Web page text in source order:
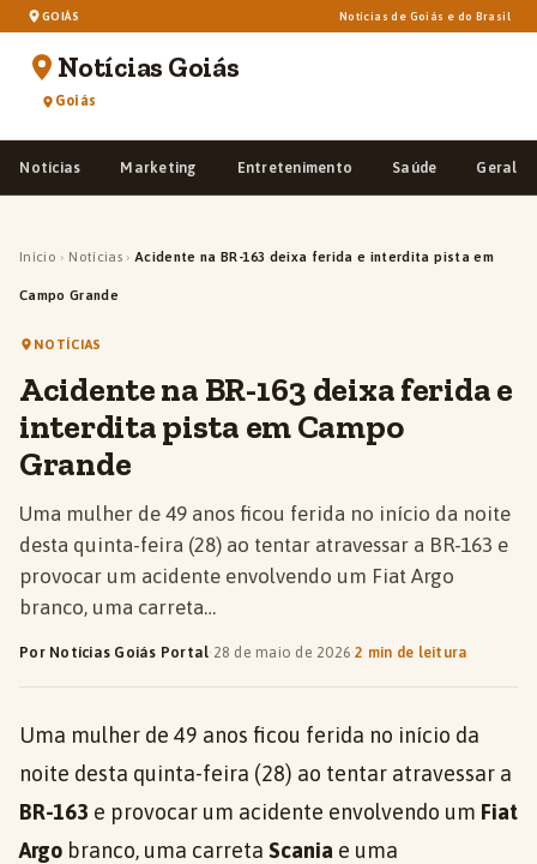
GOIÁS Notícias de Goiás e do Brasil
Notícias Goiás
Goiás
Notícias Marketing Entretenimento Saúde Geral
Início › Notícias › Acidente na BR-163 deixa ferida e interdita pista em
Campo Grande
NOTÍCIAS
Acidente na BR-163 deixa ferida e
interdita pista em Campo
Grande
Uma mulher de 49 anos ficou ferida no início da noite
desta quinta-feira (28) ao tentar atravessar a BR-163 e
provocar um acidente envolvendo um Fiat Argo
branco, uma carreta…
Por Notícias Goiás Portal·28 de maio de 2026·2 min de leitura
Uma mulher de 49 anos ficou ferida no início da
noite desta quinta-feira (28) ao tentar atravessar a
BR-163 e provocar um acidente envolvendo um Fiat
Argo branco, uma carreta Scania e uma